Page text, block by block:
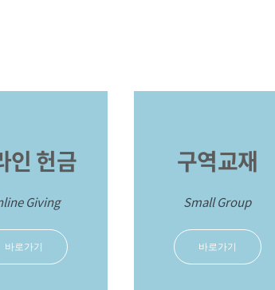
인 헌금
Giving
바로가기
구역교재
Small Group
바로가기